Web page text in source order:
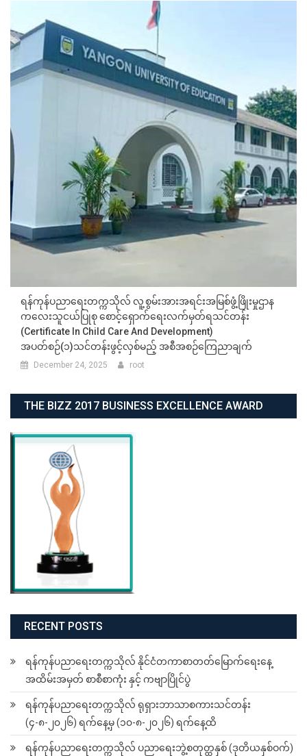
ရန်ကုန်ပညာရေးတက္ကသိုလ် လူ့စွမ်းအားအရင်းအမြစ်ဖွံ့ဖြိုးမှုဌာန
ကလေးသူငယ်ပြုစု စောင့်ရှောက်ရေးလက်မှတ်ရသင်တန်း
(Certificate In Child Care And Development)
အပတ်စဉ်(၁)သင်တန်းဖွင့်လှစ်မည့် အစီအစဉ်ကြေညာချက်
December 24, 2025 root
THE BIZZ 2017 BUSINESS EXCELLENCE AWARD
RECENT POSTS
ရန်ကုန်ပညာရေးတက္ကသိုလ် နိုင်ငံတကာစာတတ်မြောက်ရေးနေ့
အထိမ်းအမှတ် စာစီစာကုံး နှင့် ကဗျာပြိုင်ပွဲ
ရန်ကုန်ပညာရေးတက္ကသိုလ် ရုရှားဘာသာစကားသင်တန်း
(၄-၈-၂၀၂၆) ရက်နေ့မှ (၁၀-၈-၂၀၂၆) ရက်နေ့ထိ
ရန်ကုန်ပညာရေးတက္ကသိုလ် ပညာရေးဘွဲ့စတုတ္ထနှစ် (ဒုတိယနှစ်ဝက်)